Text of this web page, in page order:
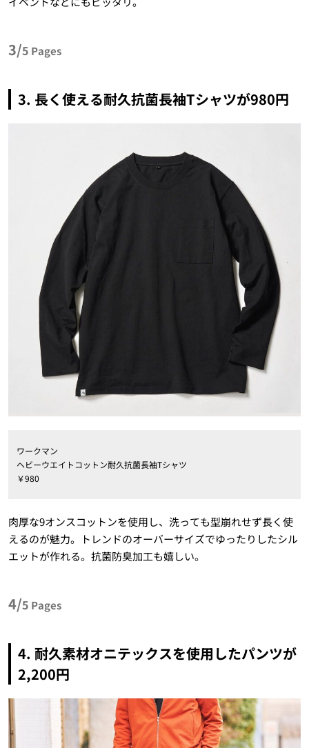
3/5 Pages
3. 長く使える耐久抗菌長袖Tシャツが980円
ワークマン
ヘビーウエイトコットン耐久抗菌長袖Tシャツ
￥980
肉厚な9オンスコットンを使用し、洗っても型崩れせず長く使
えるのが魅力。トレンドのオーバーサイズでゆったりしたシル
エットが作れる。抗菌防臭加工も嬉しい。
4/5 Pages
4. 耐久素材オニテックスを使用したパンツが
2,200円